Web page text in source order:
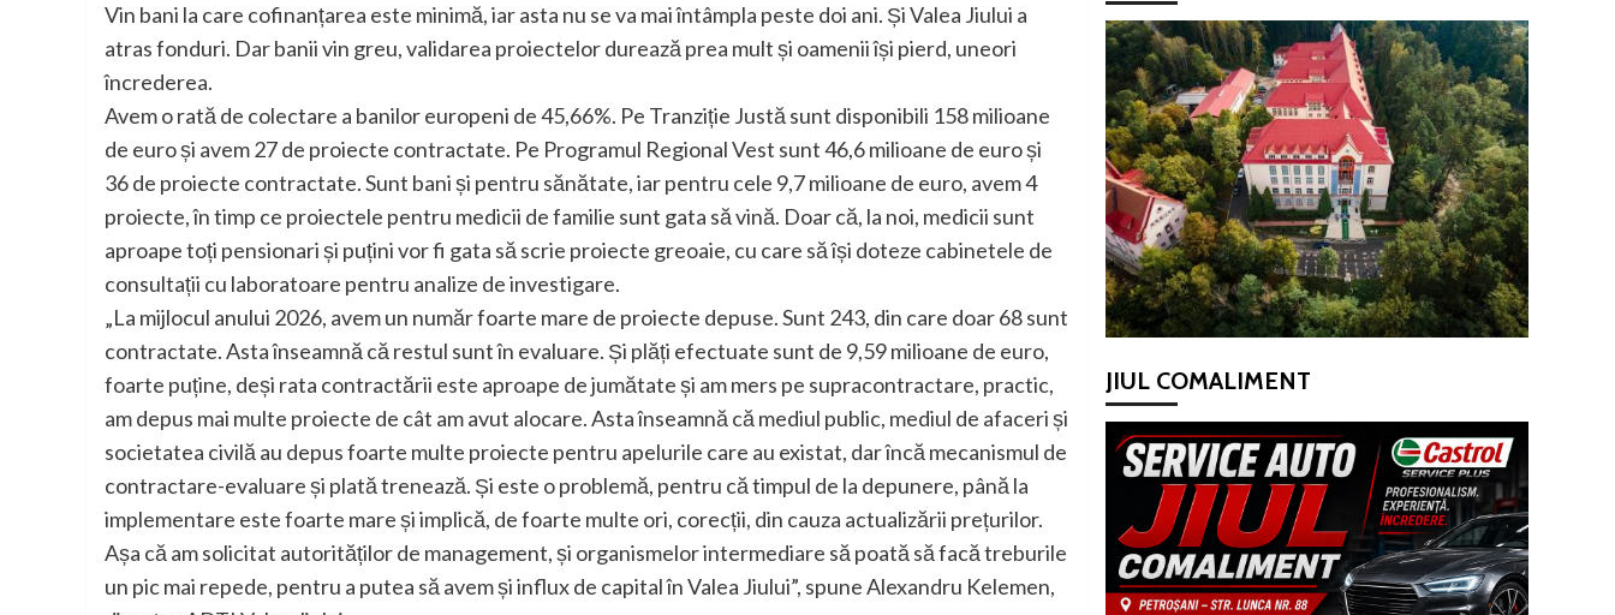
Vin bani la care cofinanțarea este minimă, iar asta nu se va mai întâmpla peste doi ani. Și Valea Jiului a
atras fonduri. Dar banii vin greu, validarea proiectelor durează prea mult și oamenii își pierd, uneori
încrederea.
Avem o rată de colectare a banilor europeni de 45,66%. Pe Tranziție Justă sunt disponibili 158 milioane
de euro și avem 27 de proiecte contractate. Pe Programul Regional Vest sunt 46,6 milioane de euro și
36 de proiecte contractate. Sunt bani și pentru sănătate, iar pentru cele 9,7 milioane de euro, avem 4
proiecte, în timp ce proiectele pentru medicii de familie sunt gata să vină. Doar că, la noi, medicii sunt
aproape toți pensionari și puțini vor fi gata să scrie proiecte greoaie, cu care să își doteze cabinetele de
consultații cu laboratoare pentru analize de investigare.
„La mijlocul anului 2026, avem un număr foarte mare de proiecte depuse. Sunt 243, din care doar 68 sunt
contractate. Asta înseamnă că restul sunt în evaluare. Și plăți efectuate sunt de 9,59 milioane de euro,
foarte puține, deși rata contractării este aproape de jumătate și am mers pe supracontractare, practic,
am depus mai multe proiecte de cât am avut alocare. Asta înseamnă că mediul public, mediul de afaceri și
societatea civilă au depus foarte multe proiecte pentru apelurile care au existat, dar încă mecanismul de
contractare-evaluare și plată trenează. Și este o problemă, pentru că timpul de la depunere, până la
implementare este foarte mare și implică, de foarte multe ori, corecții, din cauza actualizării prețurilor.
Așa că am solicitat autorităților de management, și organismelor intermediare să poată să facă treburile
un pic mai repede, pentru a putea să avem și influx de capital în Valea Jiului”, spune Alexandru Kelemen,
JIUL COMALIMENT